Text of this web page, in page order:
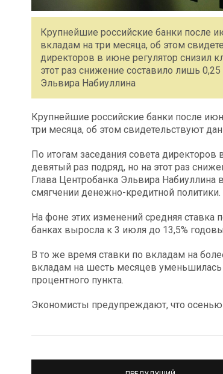
Крупнейшие российские банки после
вкладам на три месяца, об этом
директоров в июне регулятор снизил
этот раз снижение составило лишь
Эльвира Набиуллина
Крупнейшие российские банки после
три месяца, об этом свидетельствуют
По итогам заседания совета
девятый раз подряд, но на этот раз
Глава Центробанка Эльвира
смягчении денежно-кредитной политики.
На фоне этих изменений средняя ставка
банках выросла к 3 июля до 13,5%
В то же время ставки по вкладам на
вкладам на шесть месяцев уменьшилась
процентного пункта.
Экономисты предупреждают, что